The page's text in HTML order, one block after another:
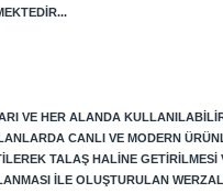
VE HER ALANDA
CANLI VE MODERN
TALAŞ HALINE
ILE OLUŞTURULAN